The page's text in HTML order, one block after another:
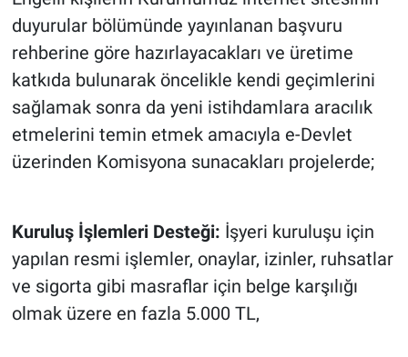
duyurular bölümünde yayınlanan başvuru
rehberine göre hazırlayacakları ve üretime
katkıda bulunarak öncelikle kendi geçimlerini
sağlamak sonra da yeni istihdamlara aracılık
etmelerini temin etmek amacıyla e-Devlet
üzerinden Komisyona sunacakları projelerde;
Kuruluş İşlemleri Desteği: İşyeri kuruluşu için
yapılan resmi işlemler, onaylar, izinler, ruhsatlar
ve sigorta gibi masraflar için belge karşılığı
olmak üzere en fazla 5.000 TL,